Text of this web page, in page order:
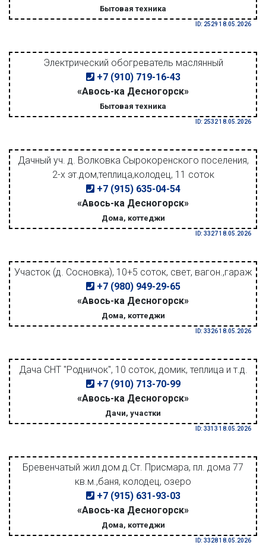
Бытовая техника
ID: 2529 18.05.2026
Электрический обогреватель маслянный
+7 (910) 719-16-43
«Авось-ка Десногорск»
Бытовая техника
ID: 2532 18.05.2026
Дачный уч. д. Волковка Сырокоренского поселения,
2-х эт.дом,теплица,колодец, 11 соток
+7 (915) 635-04-54
«Авось-ка Десногорск»
Дома, коттеджи
ID: 3327 18.05.2026
Участок (д. Сосновка), 10+5 соток, свет, вагон.,гараж
+7 (980) 949-29-65
«Авось-ка Десногорск»
Дома, коттеджи
ID: 3326 18.05.2026
Дача СНТ "Родничок", 10 соток, домик, теплица и т.д.
+7 (910) 713-70-99
«Авось-ка Десногорск»
Дачи, участки
ID: 3313 18.05.2026
Бревенчатый жил.дом д.Ст. Присмара, пл. дома 77
кв.м.,баня, колодец, озеро
+7 (915) 631-93-03
«Авось-ка Десногорск»
Дома, коттеджи
ID: 3328 18.05.2026